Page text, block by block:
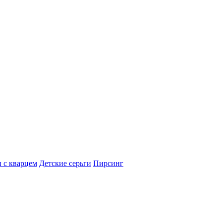
с кварцем Детские серьги Пирсинг